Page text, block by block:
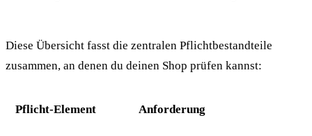
Diese Übersicht fasst die zentralen Pflichtbestandteile
zusammen, an denen du deinen Shop prüfen kannst:
Pflicht-Element Anforderung